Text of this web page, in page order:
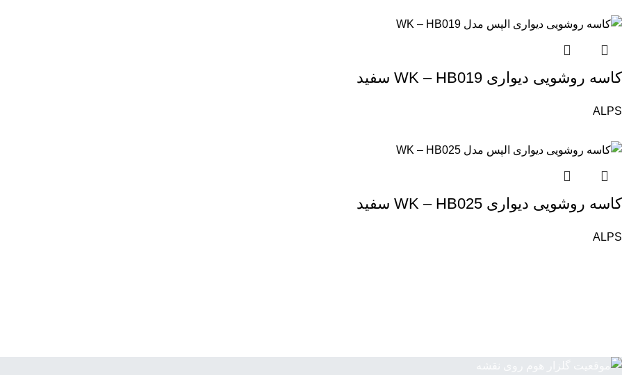
کاسه روشویی دیواری WK – HB019 سفید
ALPS
کاسه روشویی دیواری WK – HB025 سفید
ALPS